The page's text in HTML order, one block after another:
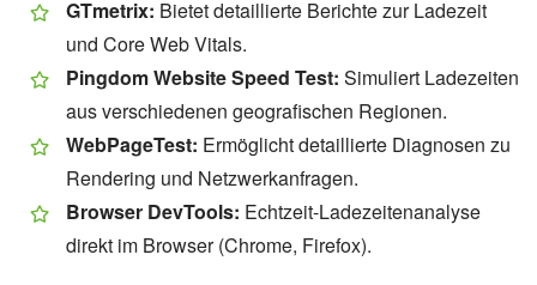
GTmetrix: Bietet detaillierte Berichte zur Ladezeit
und Core Web Vitals.
Pingdom Website Speed Test: Simuliert Ladezeiten
aus verschiedenen geografischen Regionen.
WebPageTest: Ermöglicht detaillierte Diagnosen zu
Rendering und Netzwerkanfragen.
Browser DevTools: Echtzeit-Ladezeitenanalyse
direkt im Browser (Chrome, Firefox).